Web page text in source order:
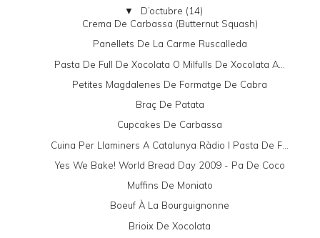
▼ D’octubre (14)
Crema De Carbassa (butternut Squash)
Panellets De La Carme Ruscalleda
Pasta De Full De Xocolata O Milfulls De Xocolata A...
Petites Magdalenes De Formatge De Cabra
Braç De Patata
Cupcakes De Carbassa
Cuina Per Llaminers A Catalunya Ràdio I Pasta De F...
Yes We Bake! World Bread Day 2009 - Pa De Coco
Muffins De Moniato
Boeuf À La Bourguignonne
Brioix De Xocolata